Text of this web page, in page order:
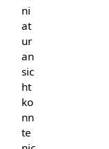
ni
at
ur
an
sic
ht
ko
nn
te